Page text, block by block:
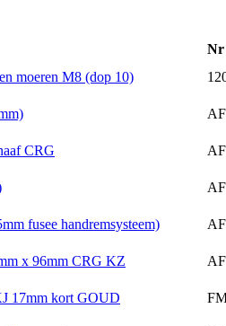
Nr
moeren M8 (dop 10)
CRG
fusee handremsysteem)
x 96mm CRG KZ
17mm kort GOUD